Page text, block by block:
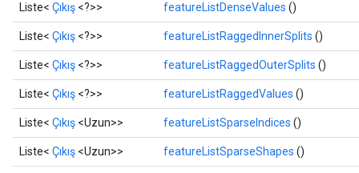
Liste< Çıkış <?>> featureListDenseValues ​​()
Liste< Çıkış <?>> featureListRaggedInnerSplits ()
Liste< Çıkış <?>> featureListRaggedOuterSplits ()
Liste< Çıkış <?>> featureListRaggedValues ​​()
Liste< Çıkış <Uzun>> featureListSparseIndices ()
Liste< Çıkış <Uzun>> featureListSparseShapes ()